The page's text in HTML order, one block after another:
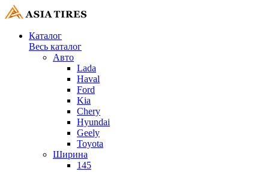
Каталог
Весь каталог
Авто
Lada
Haval
Ford
Kia
Chery
Hyundai
Geely
Toyota
Ширина
145